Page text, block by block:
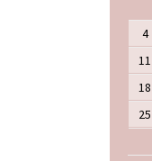
4
11
18
25